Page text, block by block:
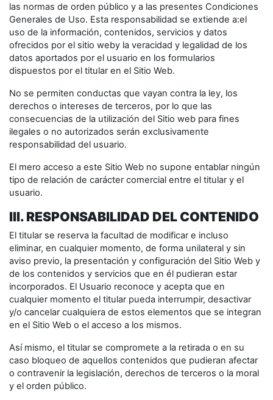
las normas de orden público y a las presentes Condiciones
Generales de Uso. Esta responsabilidad se extiende a:el
uso de la información, contenidos, servicios y datos
ofrecidos por el sitio weby la veracidad y legalidad de los
datos aportados por el usuario en los formularios
dispuestos por el titular en el Sitio Web.
No se permiten conductas que vayan contra la ley, los
derechos o intereses de terceros, por lo que las
consecuencias de la utilización del Sitio web para fines
ilegales o no autorizados serán exclusivamente
responsabilidad del usuario.
El mero acceso a este Sitio Web no supone entablar ningún
tipo de relación de carácter comercial entre el titular y el
usuario.
III. RESPONSABILIDAD DEL CONTENIDO
El titular se reserva la facultad de modificar e incluso
eliminar, en cualquier momento, de forma unilateral y sin
aviso previo, la presentación y configuración del Sitio Web y
de los contenidos y servicios que en él pudieran estar
incorporados. El Usuario reconoce y acepta que en
cualquier momento el titular pueda interrumpir, desactivar
y/o cancelar cualquiera de estos elementos que se integran
en el Sitio Web o el acceso a los mismos.
Así mismo, el titular se compromete a la retirada o en su
caso bloqueo de aquellos contenidos que pudieran afectar
o contravenir la legislación, derechos de terceros o la moral
y el orden público.